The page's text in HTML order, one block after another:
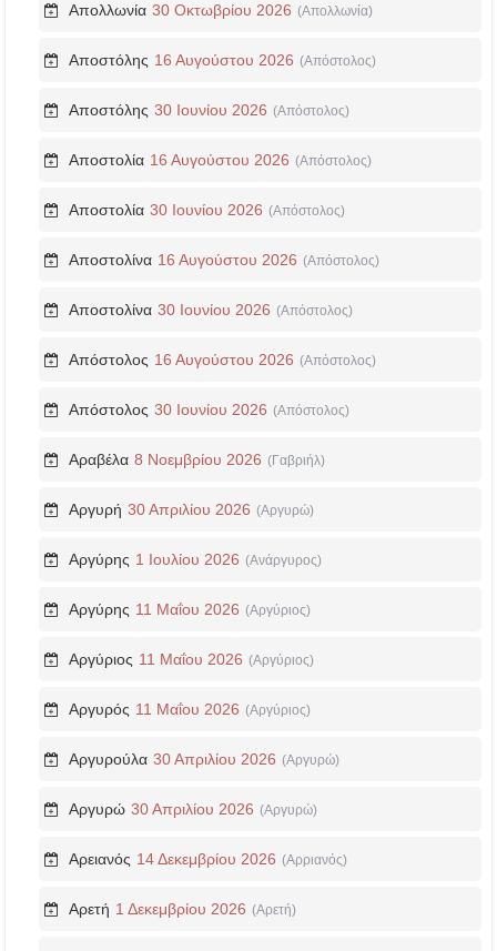
Απολλωνία 30 Οκτωβρίου 2026 (Απολλωνία)
Αποστόλης 16 Αυγούστου 2026 (Απόστολος)
Αποστόλης 30 Ιουνίου 2026 (Απόστολος)
Αποστολία 16 Αυγούστου 2026 (Απόστολος)
Αποστολία 30 Ιουνίου 2026 (Απόστολος)
Αποστολίνα 16 Αυγούστου 2026 (Απόστολος)
Αποστολίνα 30 Ιουνίου 2026 (Απόστολος)
Απόστολος 16 Αυγούστου 2026 (Απόστολος)
Απόστολος 30 Ιουνίου 2026 (Απόστολος)
Αραβέλα 8 Νοεμβρίου 2026 (Γαβριήλ)
Αργυρή 30 Απριλίου 2026 (Αργυρώ)
Αργύρης 1 Ιουλίου 2026 (Ανάργυρος)
Αργύρης 11 Μαΐου 2026 (Αργύριος)
Αργύριος 11 Μαΐου 2026 (Αργύριος)
Αργυρός 11 Μαΐου 2026 (Αργύριος)
Αργυρούλα 30 Απριλίου 2026 (Αργυρώ)
Αργυρώ 30 Απριλίου 2026 (Αργυρώ)
Αρειανός 14 Δεκεμβρίου 2026 (Αρριανός)
Αρετή 1 Δεκεμβρίου 2026 (Αρετή)